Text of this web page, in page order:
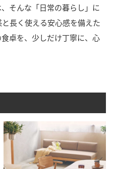
そんな「日常の暮らし」に
長く使える安心感を備えた
卓を、少しだけ丁寧に、心